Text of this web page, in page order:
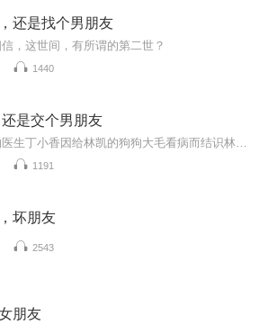
还是找个男朋友
，这世间，有所谓的第二世？
1440
是交个男朋友
1191
坏朋友
2543
朋友